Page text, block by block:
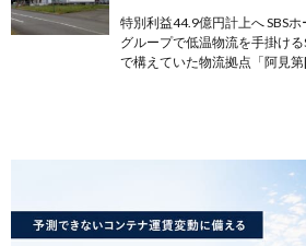
特別利益44.9億円計上へ SBS
グループで低温物流を手掛け
で構えていた物流拠点「阿見